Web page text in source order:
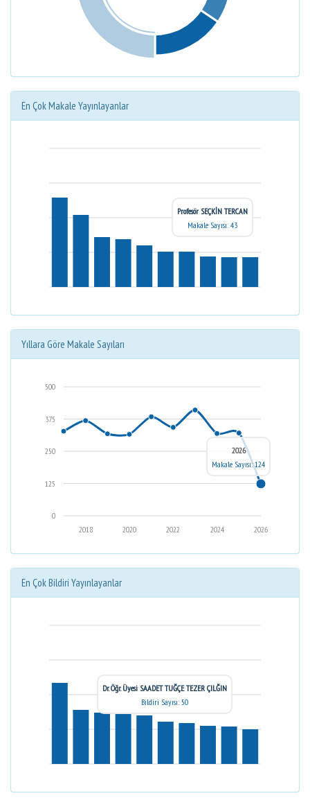
En Çok Makale Yayınlayanlar
Profesör SEÇKİN TERCAN
Makale Sayısı: 43
Yıllara Göre Makale Sayıları
0
125
250
375
500
2026
2024
2022
2020
2018
2026
Makale Sayısı: 124
En Çok Bildiri Yayınlayanlar
Dr. Öğr. Üyesi SAADET TUĞÇE TEZER ÇILĞIN
Bildiri Sayısı: 50